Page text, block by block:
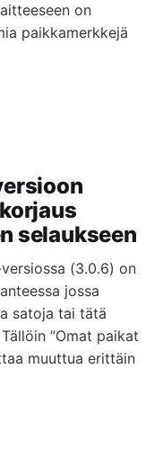
on
paikkamerkkejä
selaukseen
(3.0.6) on
jossa
satoja tai tätä
”Omat paikat
muuttua erittäin